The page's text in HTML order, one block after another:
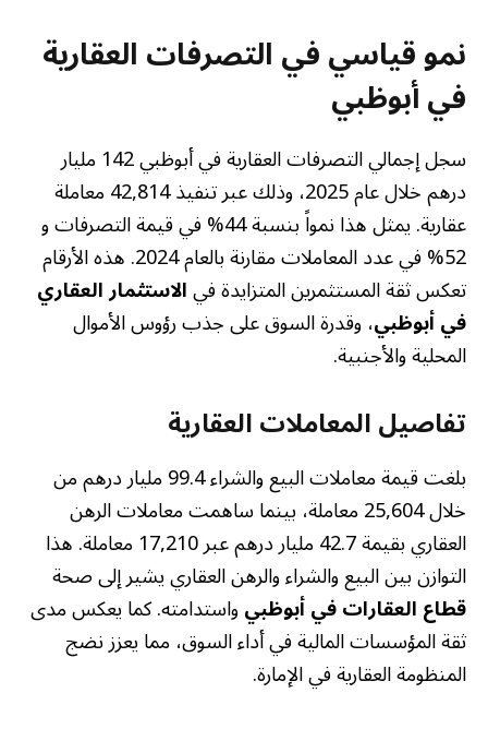
نمو قياسي في التصرفات العقارية
في أبوظبي
سجل إجمالي التصرفات العقارية في أبوظبي 142 مليار
درهم خلال عام 2025، وذلك عبر تنفيذ 42,814 معاملة
عقارية. يمثل هذا نمواً بنسبة 44% في قيمة التصرفات و
52% في عدد المعاملات مقارنة بالعام 2024. هذه الأرقام
تعكس ثقة المستثمرين المتزايدة فيالاستثمار العقاري
في أبوظبي، وقدرة السوق على جذب رؤوس الأموال
المحلية والأجنبية.
تفاصيل المعاملات العقارية
بلغت قيمة معاملات البيع والشراء 99.4 مليار درهم من
خلال 25,604 معاملة، بينما ساهمت معاملات الرهن
العقاري بقيمة 42.7 مليار درهم عبر 17,210 معاملة. هذا
التوازن بين البيع والشراء والرهن العقاري يشير إلى صحة
قطاع العقارات في أبوظبيواستدامته. كما يعكس مدى
ثقة المؤسسات المالية في أداء السوق، مما يعزز نضج
المنظومة العقارية في الإمارة.